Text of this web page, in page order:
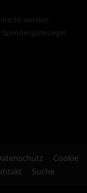
werden.
Spendengütesiegel
Cookie
Suche